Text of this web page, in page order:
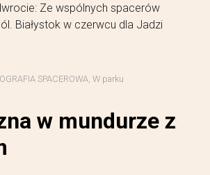
Ze wspólnych spacerów
Białystok w czerwcu dla Jadzi
SPACEROWA W parku
w mundurze z